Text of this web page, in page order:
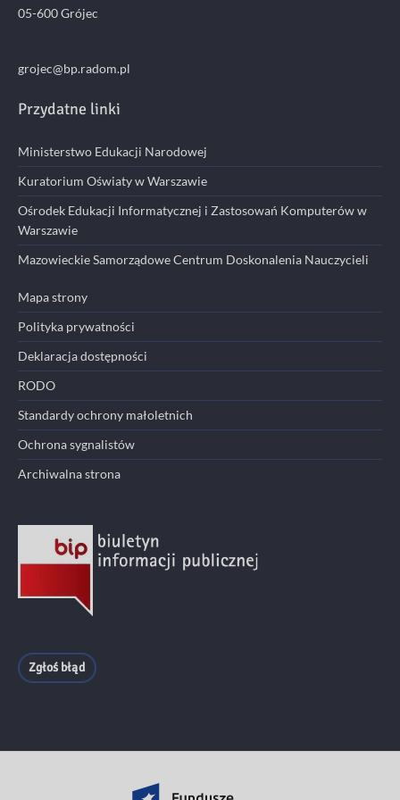
05-600 Grójec
grojec@bp.radom.pl
Przydatne linki
Ministerstwo Edukacji Narodowej
Kuratorium Oświaty w Warszawie
Ośrodek Edukacji Informatycznej i Zastosowań Komputerów w
Warszawie
Mazowieckie Samorządowe Centrum Doskonalenia Nauczycieli
Mapa strony
Polityka prywatności
Deklaracja dostępności
RODO
Standardy ochrony małoletnich
Ochrona sygnalistów
Archiwalna strona
Zgłoś błąd